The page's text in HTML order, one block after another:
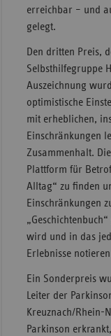
erreichbar – und
gelegt.
Den dritten Preis,
Selbsthilfegruppe
Auszeichnung
optimistische
mit erheblichen,
Einschränkungen
Zusammenhalt.
Plattform für
Alltag“ zu finden
Einschränkungen
wird und in das
Erlebnisse
Ein Sonderpreis
Leiter der
Kreuznach/Rhein-
Parkinson